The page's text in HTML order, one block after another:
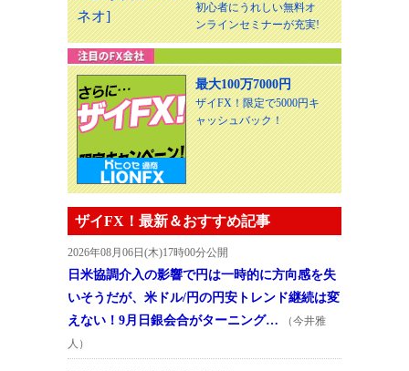
初心者にうれしい無料オ
ンラインセミナーが充実!
最大100万7000円
ザイFX！限定で5000円キ
ャッシュバック！
ザイFX！最新＆おすすめ記事
2026年08月06日(木)17時00分公開
日米協調介入の影響で円は一時的に方向感を失
いそうだが、米ドル/円の円安トレンド継続は変
えない！9月日銀会合がターニング…
（今井雅
人）